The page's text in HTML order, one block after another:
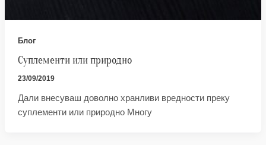
Блог
Суплементи или природно
23/09/2019
Дали внесуваш доволно хранливи вредности преку
суплементи или природно Многу